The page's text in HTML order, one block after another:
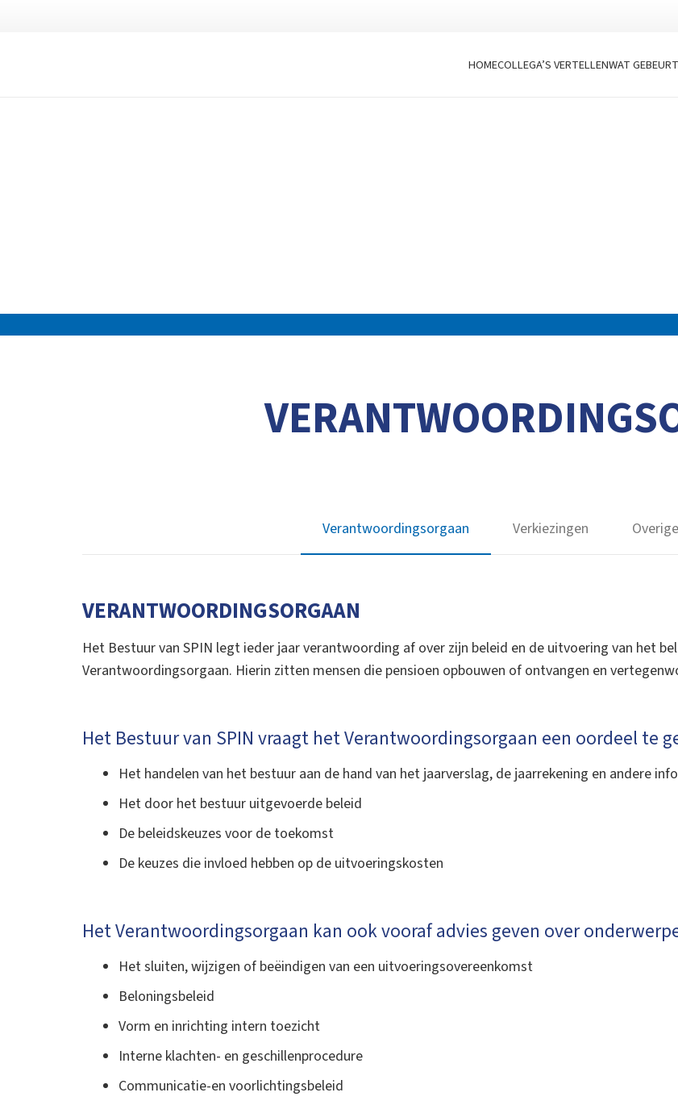
HOMECOLLEGA’S VERTELLENWAT
Verantwoordingsorgaan Verkiezingen
VERANTWOORDINGSORGAAN
Het Bestuur van SPIN legt ieder jaar verantwoording af over zijn beleid en de uitvoering van het
Verantwoordingsorgaan. Hierin zitten mensen die pensioen opbouwen of ontvangen en
Het Bestuur van SPIN vraagt het Verantwoordingsorgaan een oordeel te
Het handelen van het bestuur aan de hand van het jaarverslag, de jaarrekening en andere
Het door het bestuur uitgevoerde beleid
De beleidskeuzes voor de toekomst‍
De keuzes die invloed hebben op de uitvoeringskosten
Het Verantwoordingsorgaan kan ook vooraf advies geven over
Het sluiten, wijzigen of beëindigen van een uitvoeringsovereenkomst
Beloningsbeleid
Vorm en inrichting intern toezicht
Interne klachten- en geschillenprocedure
Communicatie-en voorlichtingsbeleid